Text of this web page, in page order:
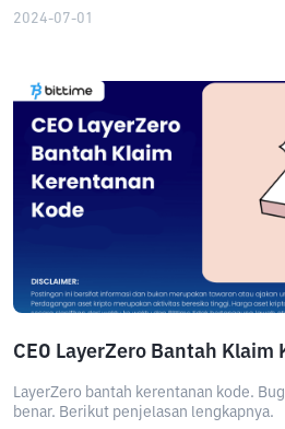
2024-07-01
CEO LayerZero Bantah Klaim
LayerZero bantah kerentanan kode.
benar. Berikut penjelasan lengkapnya.